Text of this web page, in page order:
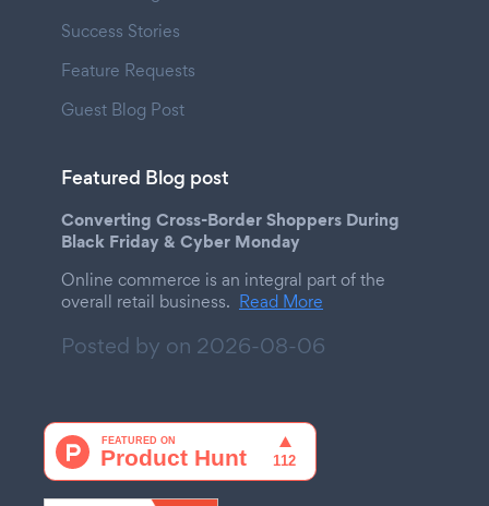
Success Stories
Feature Requests
Guest Blog Post
Featured Blog post
Converting Cross-Border Shoppers During
Black Friday & Cyber Monday
Online commerce is an integral part of the
overall retail business. Read More
Posted by on 2026-08-06